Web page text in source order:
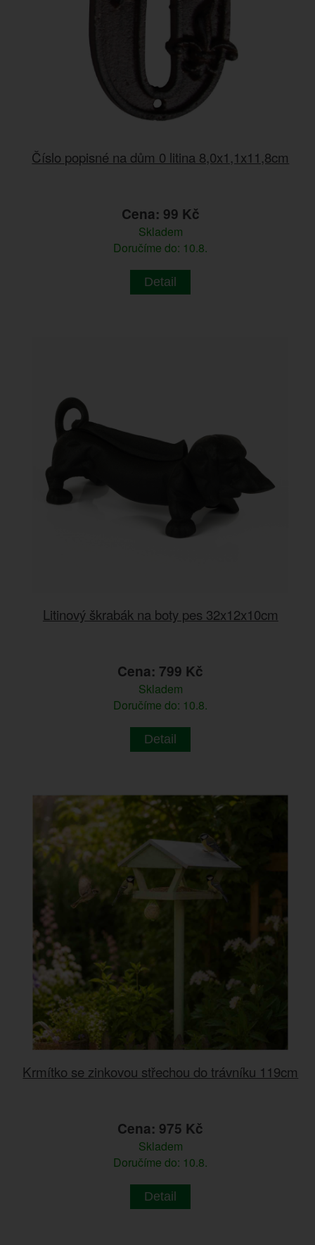
Číslo popisné na dům 0 litina 8,0x1,1x11,8cm
Cena: 99 Kč
Skladem
Doručíme do: 10.8.
Detail
Litinový škrabák na boty pes 32x12x10cm
Cena: 799 Kč
Skladem
Doručíme do: 10.8.
Detail
Krmítko se zinkovou střechou do trávníku 119cm
Cena: 975 Kč
Skladem
Doručíme do: 10.8.
Detail